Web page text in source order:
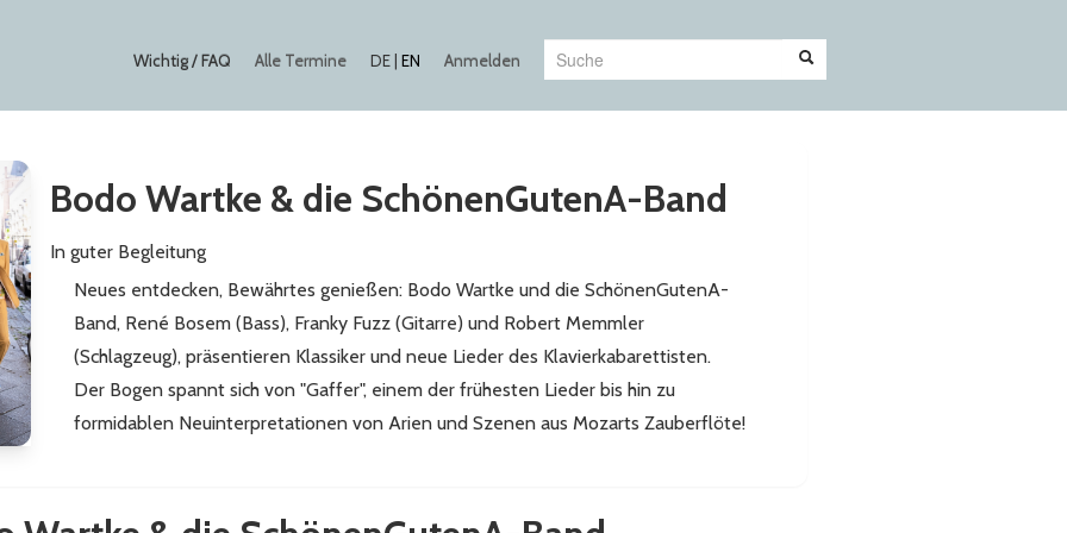
Suche
Wichtig / FAQ Alle Termine DE EN Anmelden
Bodo Wartke & die SchönenGutenA-Band
In guter Begleitung
Neues entdecken, Bewährtes genießen: Bodo Wartke und die SchönenGutenA-
Band, René Bosem (Bass), Franky Fuzz (Gitarre) und Robert Memmler
(Schlagzeug), präsentieren Klassiker und neue Lieder des Klavierkabarettisten.
Der Bogen spannt sich von "Gaffer", einem der frühesten Lieder bis hin zu
formidablen Neuinterpretationen von Arien und Szenen aus Mozarts Zauberflöte!